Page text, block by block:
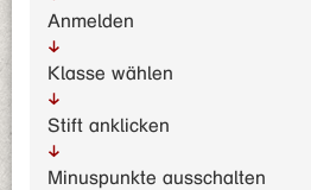
Anmelden
Klasse wählen
Stift anklicken
Minuspunkte ausschalten